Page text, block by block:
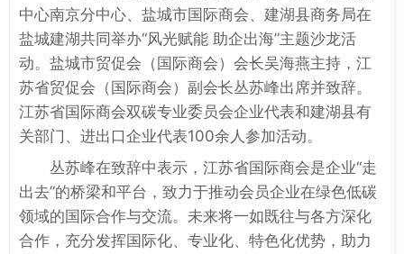
中心南京分中心、盐城市国际商会、建湖县商务局在
盐城建湖共同举办“风光赋能 助企出海”主题沙龙活
动。盐城市贸促会（国际商会）会长吴海燕主持，江
苏省贸促会（国际商会）副会长丛苏峰出席并致辞。
江苏省国际商会双碳专业委员会企业代表和建湖县有
关部门、进出口企业代表100余人参加活动。
丛苏峰在致辞中表示，江苏省国际商会是企业“走
出去”的桥梁和平台，致力于推动会员企业在绿色低碳
领域的国际合作与交流。未来将一如既往与各方深化
合作，充分发挥国际化、专业化、特色化优势，助力